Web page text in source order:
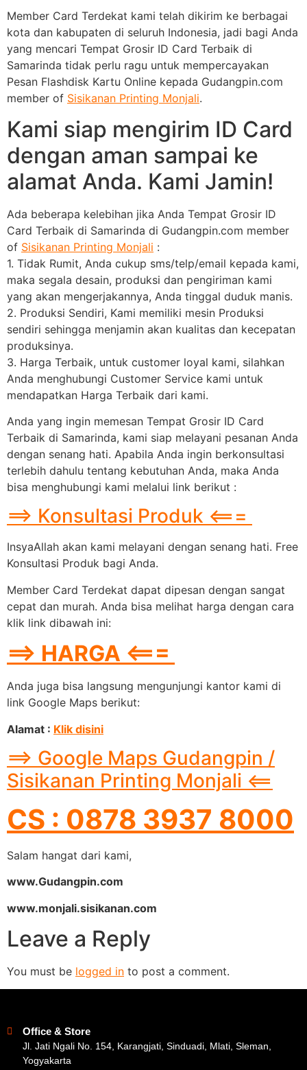
Member Card Terdekat kami telah dikirim ke berbagai
kota dan kabupaten di seluruh Indonesia, jadi bagi Anda
yang mencari Tempat Grosir ID Card Terbaik di
Samarinda tidak perlu ragu untuk mempercayakan
Pesan Flashdisk Kartu Online kepada Gudangpin.com
member of Sisikanan Printing Monjali.
Kami siap mengirim ID Card
dengan aman sampai ke
alamat Anda. Kami Jamin!
Ada beberapa kelebihan jika Anda Tempat Grosir ID
Card Terbaik di Samarinda di Gudangpin.com member
of Sisikanan Printing Monjali :
1. Tidak Rumit, Anda cukup sms/telp/email kepada kami,
maka segala desain, produksi dan pengiriman kami
yang akan mengerjakannya, Anda tinggal duduk manis.
2. Produksi Sendiri, Kami memiliki mesin Produksi
sendiri sehingga menjamin akan kualitas dan kecepatan
produksinya.
3. Harga Terbaik, untuk customer loyal kami, silahkan
Anda menghubungi Customer Service kami untuk
mendapatkan Harga Terbaik dari kami.
Anda yang ingin memesan Tempat Grosir ID Card
Terbaik di Samarinda, kami siap melayani pesanan Anda
dengan senang hati. Apabila Anda ingin berkonsultasi
terlebih dahulu tentang kebutuhan Anda, maka Anda
bisa menghubungi kami melalui link berikut :
==> Konsultasi Produk <===
InsyaAllah akan kami melayani dengan senang hati. Free
Konsultasi Produk bagi Anda.
Member Card Terdekat dapat dipesan dengan sangat
cepat dan murah. Anda bisa melihat harga dengan cara
klik link dibawah ini:
==> HARGA <===
Anda juga bisa langsung mengunjungi kantor kami di
link Google Maps berikut:
Alamat : Klik disini
==> Google Maps Gudangpin /
Sisikanan Printing Monjali <==
CS : 0878 3937 8000
Salam hangat dari kami,
www.Gudangpin.com
www.monjali.sisikanan.com
Leave a Reply
You must be logged in to post a comment.
Office & Store
Jl. Jati Ngali No. 154, Karangjati, Sinduadi, Mlati, Sleman,
Yogyakarta